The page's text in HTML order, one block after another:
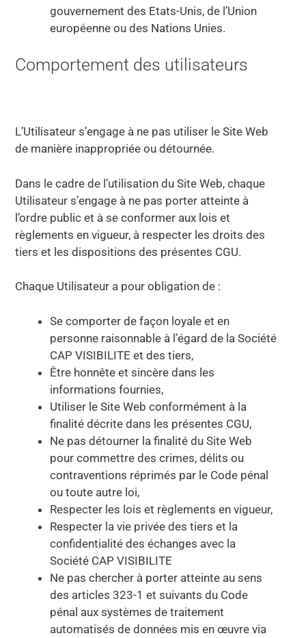
gouvernement des Etats-Unis, de l’Union
européenne ou des Nations Unies.
Comportement des utilisateurs
L’Utilisateur s’engage à ne pas utiliser le Site Web
de manière inappropriée ou détournée.
Dans le cadre de l’utilisation du Site Web, chaque
Utilisateur s’engage à ne pas porter atteinte à
l’ordre public et à se conformer aux lois et
règlements en vigueur, à respecter les droits des
tiers et les dispositions des présentes CGU.
Chaque Utilisateur a pour obligation de :
Se comporter de façon loyale et en
personne raisonnable à l’égard de la Société
CAP VISIBILITE et des tiers,
Être honnête et sincère dans les
informations fournies,
Utiliser le Site Web conformément à la
finalité décrite dans les présentes CGU,
Ne pas détourner la finalité du Site Web
pour commettre des crimes, délits ou
contraventions réprimés par le Code pénal
ou toute autre loi,
Respecter les lois et règlements en vigueur,
Respecter la vie privée des tiers et la
confidentialité des échanges avec la
Société CAP VISIBILITE
Ne pas chercher à porter atteinte au sens
des articles 323-1 et suivants du Code
pénal aux systèmes de traitement
automatisés de données mis en œuvre via